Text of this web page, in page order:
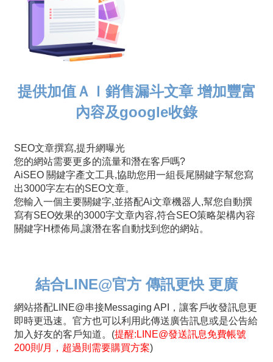
提供加值ＡＩ銷售漏斗文章 增加豐富
內容及google收錄
SEO文章撰寫,提升網曝光
您的網站需要更多的流量和潛在客戶嗎?
AiSEO 關鍵字產文工具,協助您用一組長尾關鍵字幫您寫
出3000字左右的SEO文章。
您輸入一個主要關鍵字,並搭配Ai文章機器人,幫您自動撰
寫有SEO效果的3000字文章內容,符合SEO策略架構內容
關鍵字H標佈局,讓潛在客自動找到您的網站。
結合LINE@官方 傳訊更快 更廣
網站搭配LINE@串接Messaging API，讓客戶收發訊息更
即時更迅速。官方也可以利用此傳送廣告訊息或是公告給
加入好友的客戶知道。(提醒:LINE@發送訊息免費帳號
200則/月，超過則需要購買方案)